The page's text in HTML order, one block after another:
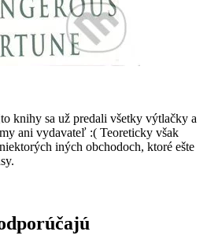
knihy sa už predali všetky výtlačky a
ani vydavateľ :( Teoreticky však
iných obchodoch, ktoré ešte